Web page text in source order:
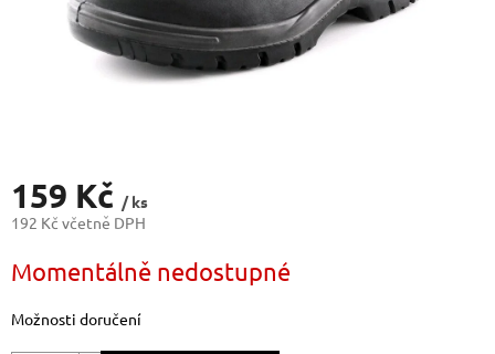
159 Kč / ks
192 Kč včetně DPH
cena:
Momentálně nedostupné
Možnosti doručení